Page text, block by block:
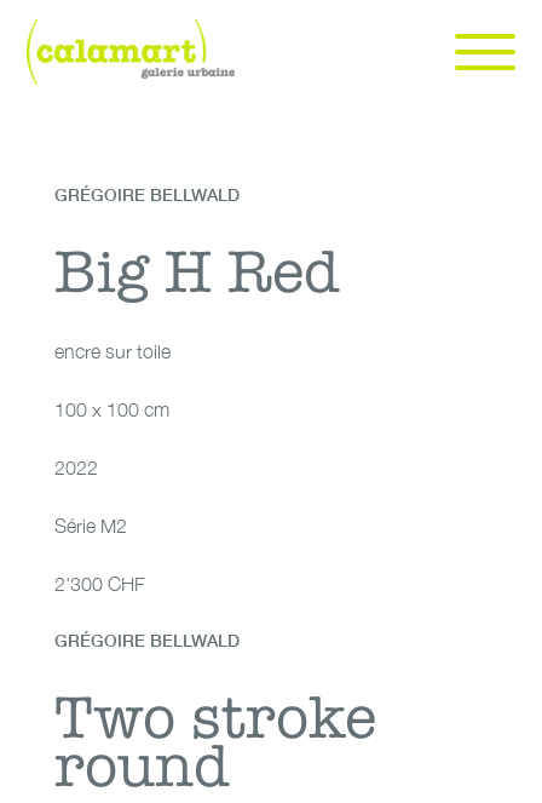
content
encre sur toile
Big H Red
GRÉGOIRE BELLWALD
Big H Red
encre sur toile
100 x 100 cm
2022
Série M2
2'300 CHF
Two stroke round
GRÉGOIRE BELLWALD
Two stroke
round